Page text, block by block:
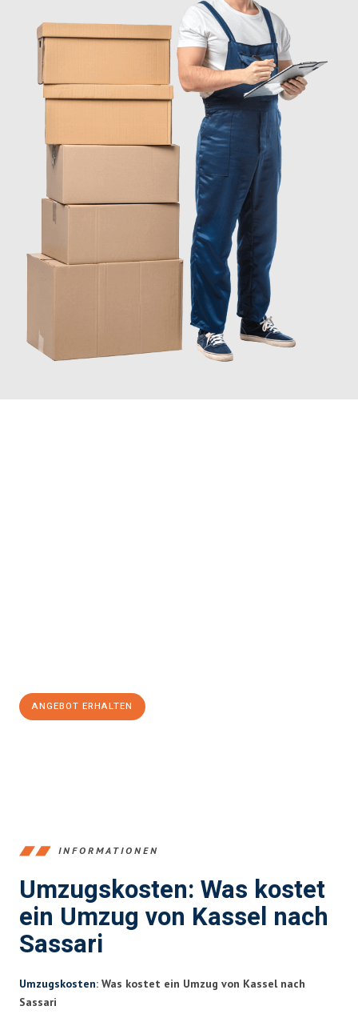
ANGEBOT ERHALTEN
INFORMATIONEN
Umzugskosten: Was kostet
ein Umzug von Kassel nach
Sassari
Umzugskosten: Was kostet ein Umzug von Kassel nach
Sassari